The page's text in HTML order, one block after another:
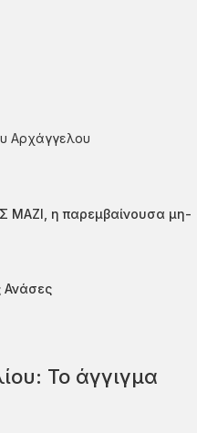
Αρχάγγελου
ΜΑΖΙ, η παρεμβαίνουσα μη-
Ανάσες
Το άγγιγμα